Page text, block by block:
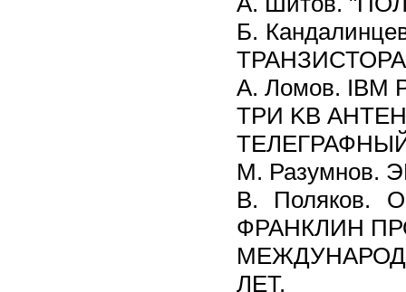
Б.
ТРАНЗИСТОРА
А. Ломов.
ТРИ KB
М. Разумнов.
В.
ФРАНКЛИН
ЛЕТ.